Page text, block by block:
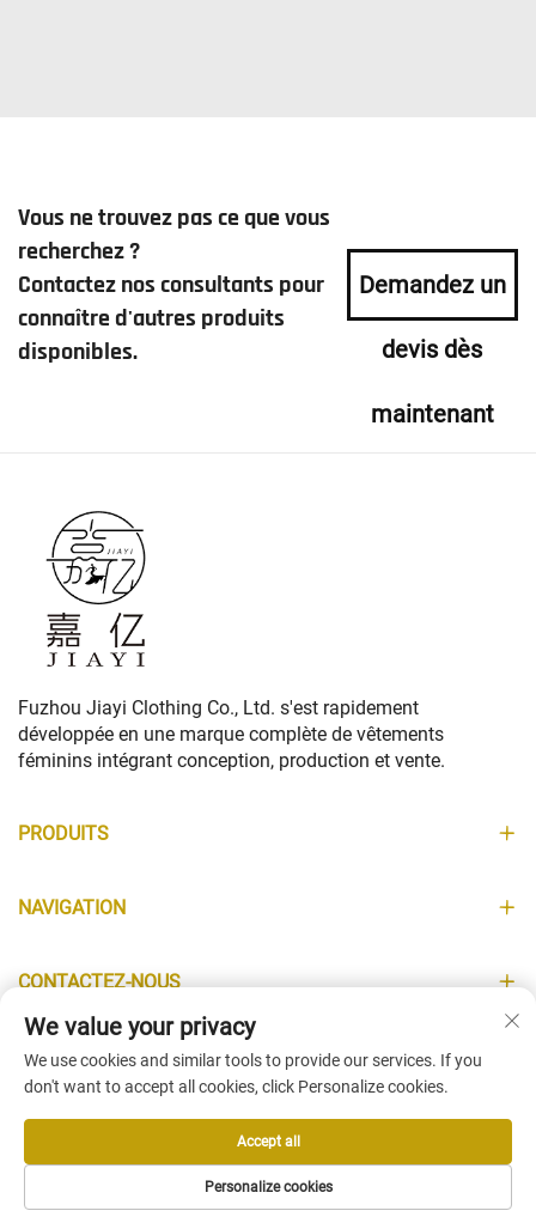
Vous ne trouvez pas ce que vous
recherchez ?
Contactez nos consultants pour
connaître d'autres produits
disponibles.
Demandez un
devis dès
maintenant
Fuzhou Jiayi Clothing Co., Ltd. s'est rapidement
développée en une marque complète de vêtements
féminins intégrant conception, production et vente.
PRODUITS
NAVIGATION
CONTACTEZ-NOUS
INFORMATIONS
Copyright © Fuzhou Jiayi Clothing Co., Ltd. All Rights Reserved -
We value your privacy
We use cookies and similar tools to provide our services. If you
don't want to accept all cookies, click Personalize cookies.
Personalize cookies
Accept all